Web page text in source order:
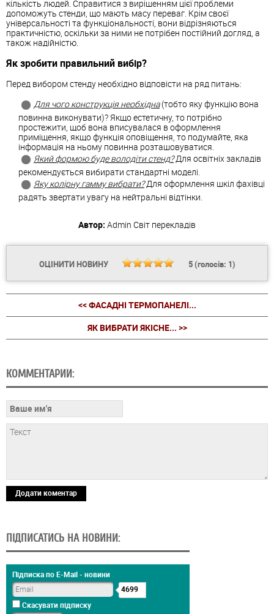
кількість людей. Справитися з вирішенням цієї проблеми
допоможуть стенди, що мають масу переваг. Крім своєї
універсальності та функціональності, вони відрізняються
практичністю, оскільки за ними не потрібен постійний догляд, а
також надійністю.
Як зробити правильний вибір?
Перед вибором стенду необхідно відповісти на ряд питань:
Для чого конструкція необхідна(тобто яку функцію вона
повинна виконувати)? Якщо естетичну, то потрібно
простежити, щоб вона вписувалася в оформлення
приміщення, якщо функція оповіщення, то подумайте, яка
інформація на ньому повинна розташовуватися.
Який формою буде володіти стенд?Для освітніх закладів
рекомендується вибирати стандартні моделі.
Яку колірну гамму вибрати?Для оформлення шкіл фахівці
радять звертати увагу на нейтральні відтінки.
Автор: Admin Світ перекладів
ОЦІНИТИ НОВИНУ 5(голосів: 1)
<< ФАСАДНІ ТЕРМОПАНЕЛІ...
ЯК ВИБРАТИ ЯКІСНЕ... >>
КОММЕНТАРИИ:
Додати коментар
ПІДПИСАТИСЬ НА НОВИНИ:
Підписка по E-Mail - новини
4699
Скасувати підписку